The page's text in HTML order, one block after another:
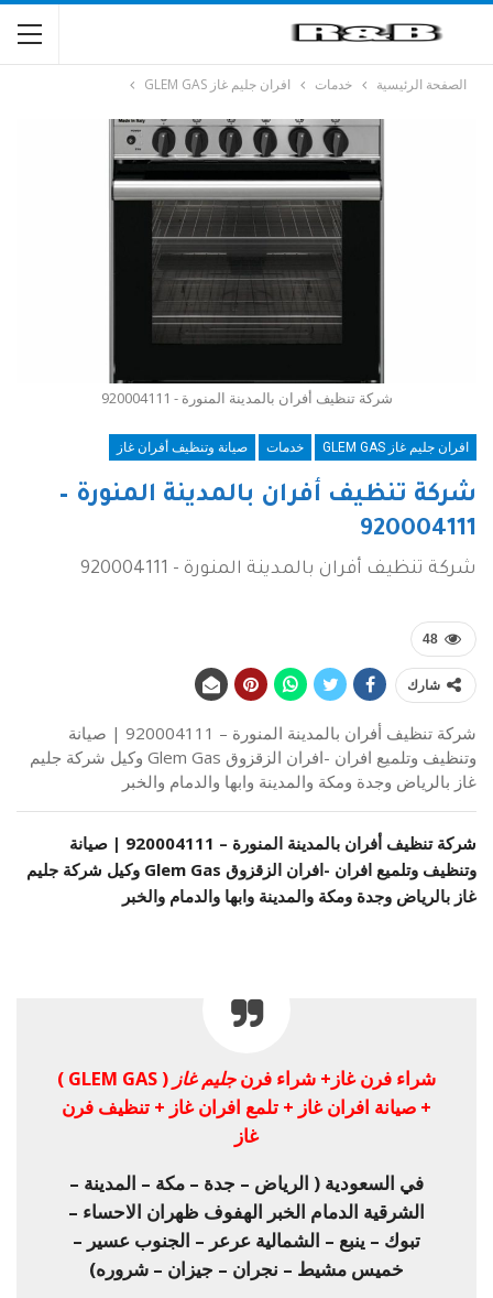
الصفحة الرئيسية خدمات افران جليم غاز GLEM GAS
شركة تنظيف أفران بالمدينة المنورة - 920004111
افران جليم غاز GLEM GAS خدمات صيانة وتنظيف أفران غاز
شركة تنظيف أفران بالمدينة المنورة –
920004111
شركة تنظيف أفران بالمدينة المنورة - 920004111
48
شارك
شركة تنظيف أفران بالمدينة المنورة – 920004111 | صيانة
وتنظيف وتلميع افران -افران الزقزوق Glem Gas وكيل شركة جليم
غاز بالرياض وجدة ومكة والمدينة وابها والدمام والخبر
شركة تنظيف أفران بالمدينة المنورة – 920004111 | صيانة
وتنظيف وتلميع افران -افران الزقزوق Glem Gas وكيل شركة جليم
غاز بالرياض وجدة ومكة والمدينة وابها والدمام والخبر
شراء فرن غاز+ شراء فرنجليم غاز
( GLEM GAS )
+ صيانة افران غاز + تلمع افران غاز + تنظيف فرن
غاز
في السعودية ( الرياض – جدة – مكة – المدينة –
الشرقية الدمام الخبر الهفوف ظهران الاحساء –
تبوك – ينبع – الشمالية عرعر – الجنوب عسير –
خميس مشيط – نجران – جيزان – شروره)